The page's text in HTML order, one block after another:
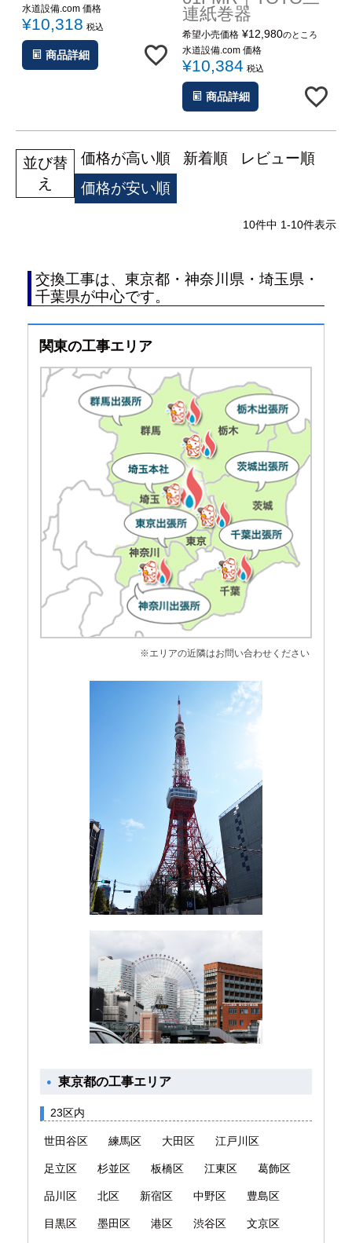
水道設備.com 価格
¥10,318 税込
商品詳細
連紙巻器
希望小売価格 ¥12,980のところ
水道設備.com 価格
¥10,384 税込
商品詳細
並び替
え
価格が高い順 新着順
レビュー順
価格が安い順
10件中 1-10件表示
交換工事は、東京都・神奈川県・埼玉県・
千葉県が中心です。
関東の工事エリア
※エリアの近隣はお問い合わせください
東京都の工事エリア
23区内
世田谷区 練馬区 大田区 江戸川区
足立区 杉並区 板橋区 江東区 葛飾区
品川区 北区 新宿区 中野区 豊島区
目黒区 墨田区 港区 渋谷区 文京区